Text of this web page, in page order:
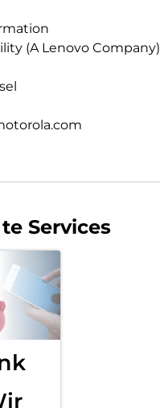
(A Lenovo Company)
Services